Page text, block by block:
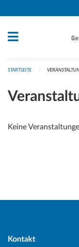
STARTSEITE
Keine
Kontakt